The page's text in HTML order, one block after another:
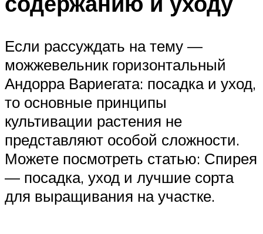
Если рассуждать на тему —
можжевельник горизонтальный
Андорра Вариегата: посадка и уход,
то основные принципы
культивации растения не
представляют особой сложности.
Можете посмотреть статью: Спирея
— посадка, уход и лучшие сорта
для выращивания на участке.